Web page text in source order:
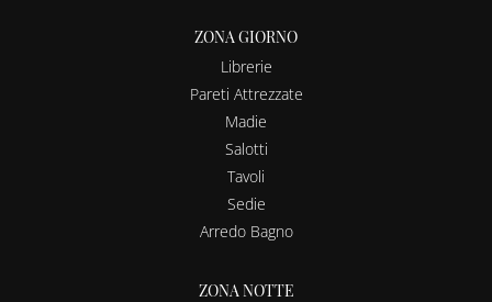
ZONA GIORNO
Librerie
Pareti Attrezzate
Madie
Salotti
Tavoli
Sedie
Arredo Bagno
ZONA NOTTE